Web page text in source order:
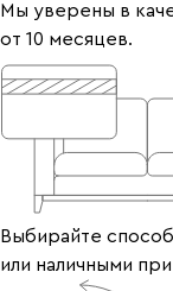
Мы уверены в
от 10 месяцев.
Выбирайте
или наличными